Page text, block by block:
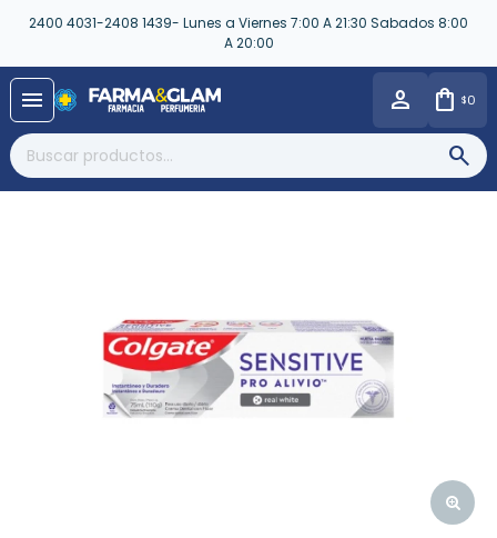
2400 4031-2408 1439- Lunes a Viernes 7:00 A 21:30 Sabados 8:00
A 20:00
menu $0